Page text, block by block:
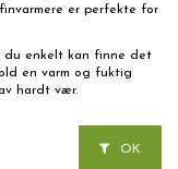
er perfekte for
du enkelt kan finne det
en varm og fuktig
hardt vær.
OK